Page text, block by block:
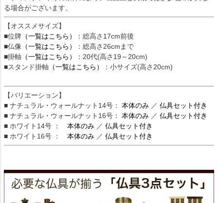
る場合がございます。
【オススメサイズ】
■位牌 （一覧はこちら）
：総高さ17cm前後
■仏像 （一覧はこちら）
：総高さ26cmまで
■掛軸 （一覧はこちら）
：20代(高さ19～20cm)
■スタンド掛軸 （一覧はこちら） ：小サイズ(高さ20cm)
【バリエーション】
■ ナチュラル・ウォールナット14号： 本体のみ ／ 仏具セット付き
■ ナチュラル・ウォールナット16号： 本体のみ ／ 仏具セット付き
■ ホワイト14号 ： 本体のみ ／ 仏具セット付き
■ ホワイト16号 ： 本体のみ ／ 仏具セット付き